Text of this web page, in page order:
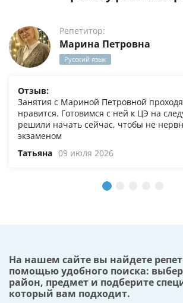
Репетитор:
Марина Петровна
Русский язык
Отзыв:
Занятия с Мариной Петровной
нравится. Готовимся с ней к ЦЭ на
решили начать сейчас, чтобы не
экзаменом
Татьяна 09 июля 2026
На нашем сайте вы найдете
помощью удобного поиска:
район, предмет и подберите
который вам подходит.